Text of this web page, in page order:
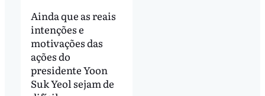
Ainda que as reais
intenções e
motivações das
ações do
presidente Yoon
Suk Yeol sejam de